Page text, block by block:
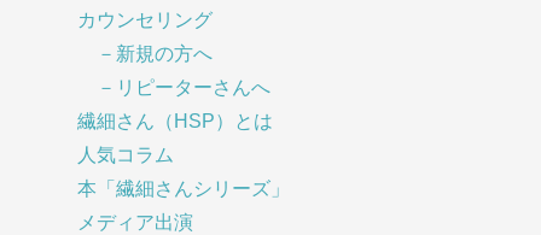
カウンセリング
－新規の方へ
－リピーターさんへ
繊細さん（HSP）とは
人気コラム
本「繊細さんシリーズ」
メディア出演